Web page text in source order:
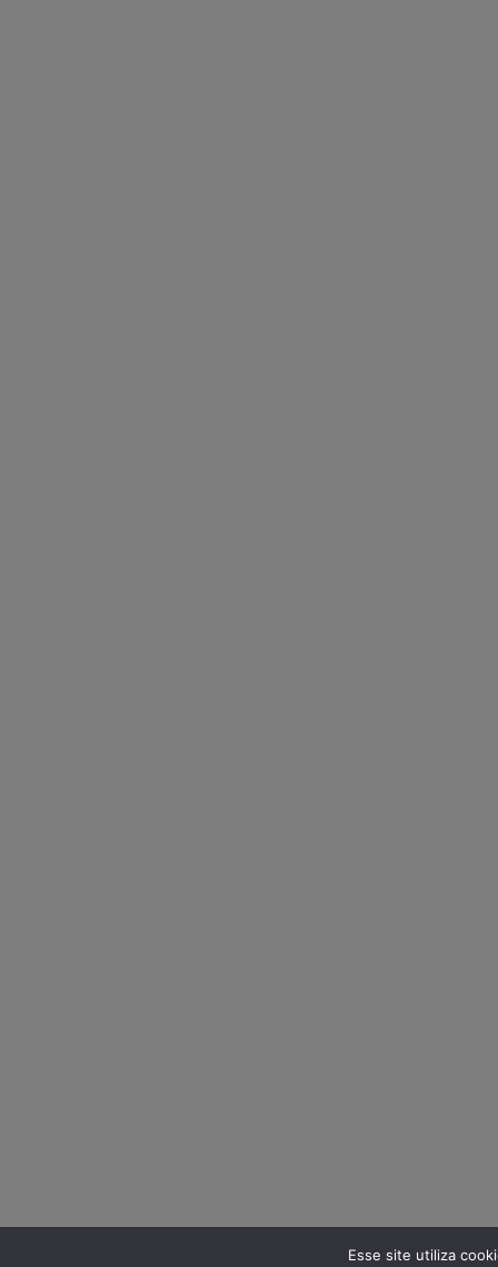
Esse site utiliza